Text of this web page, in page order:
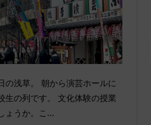
の浅草。 朝から演芸ホールに
生の列です。 文化体験の授業
ょうか。こ...